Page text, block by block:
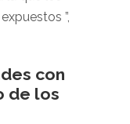
”,
con
de los